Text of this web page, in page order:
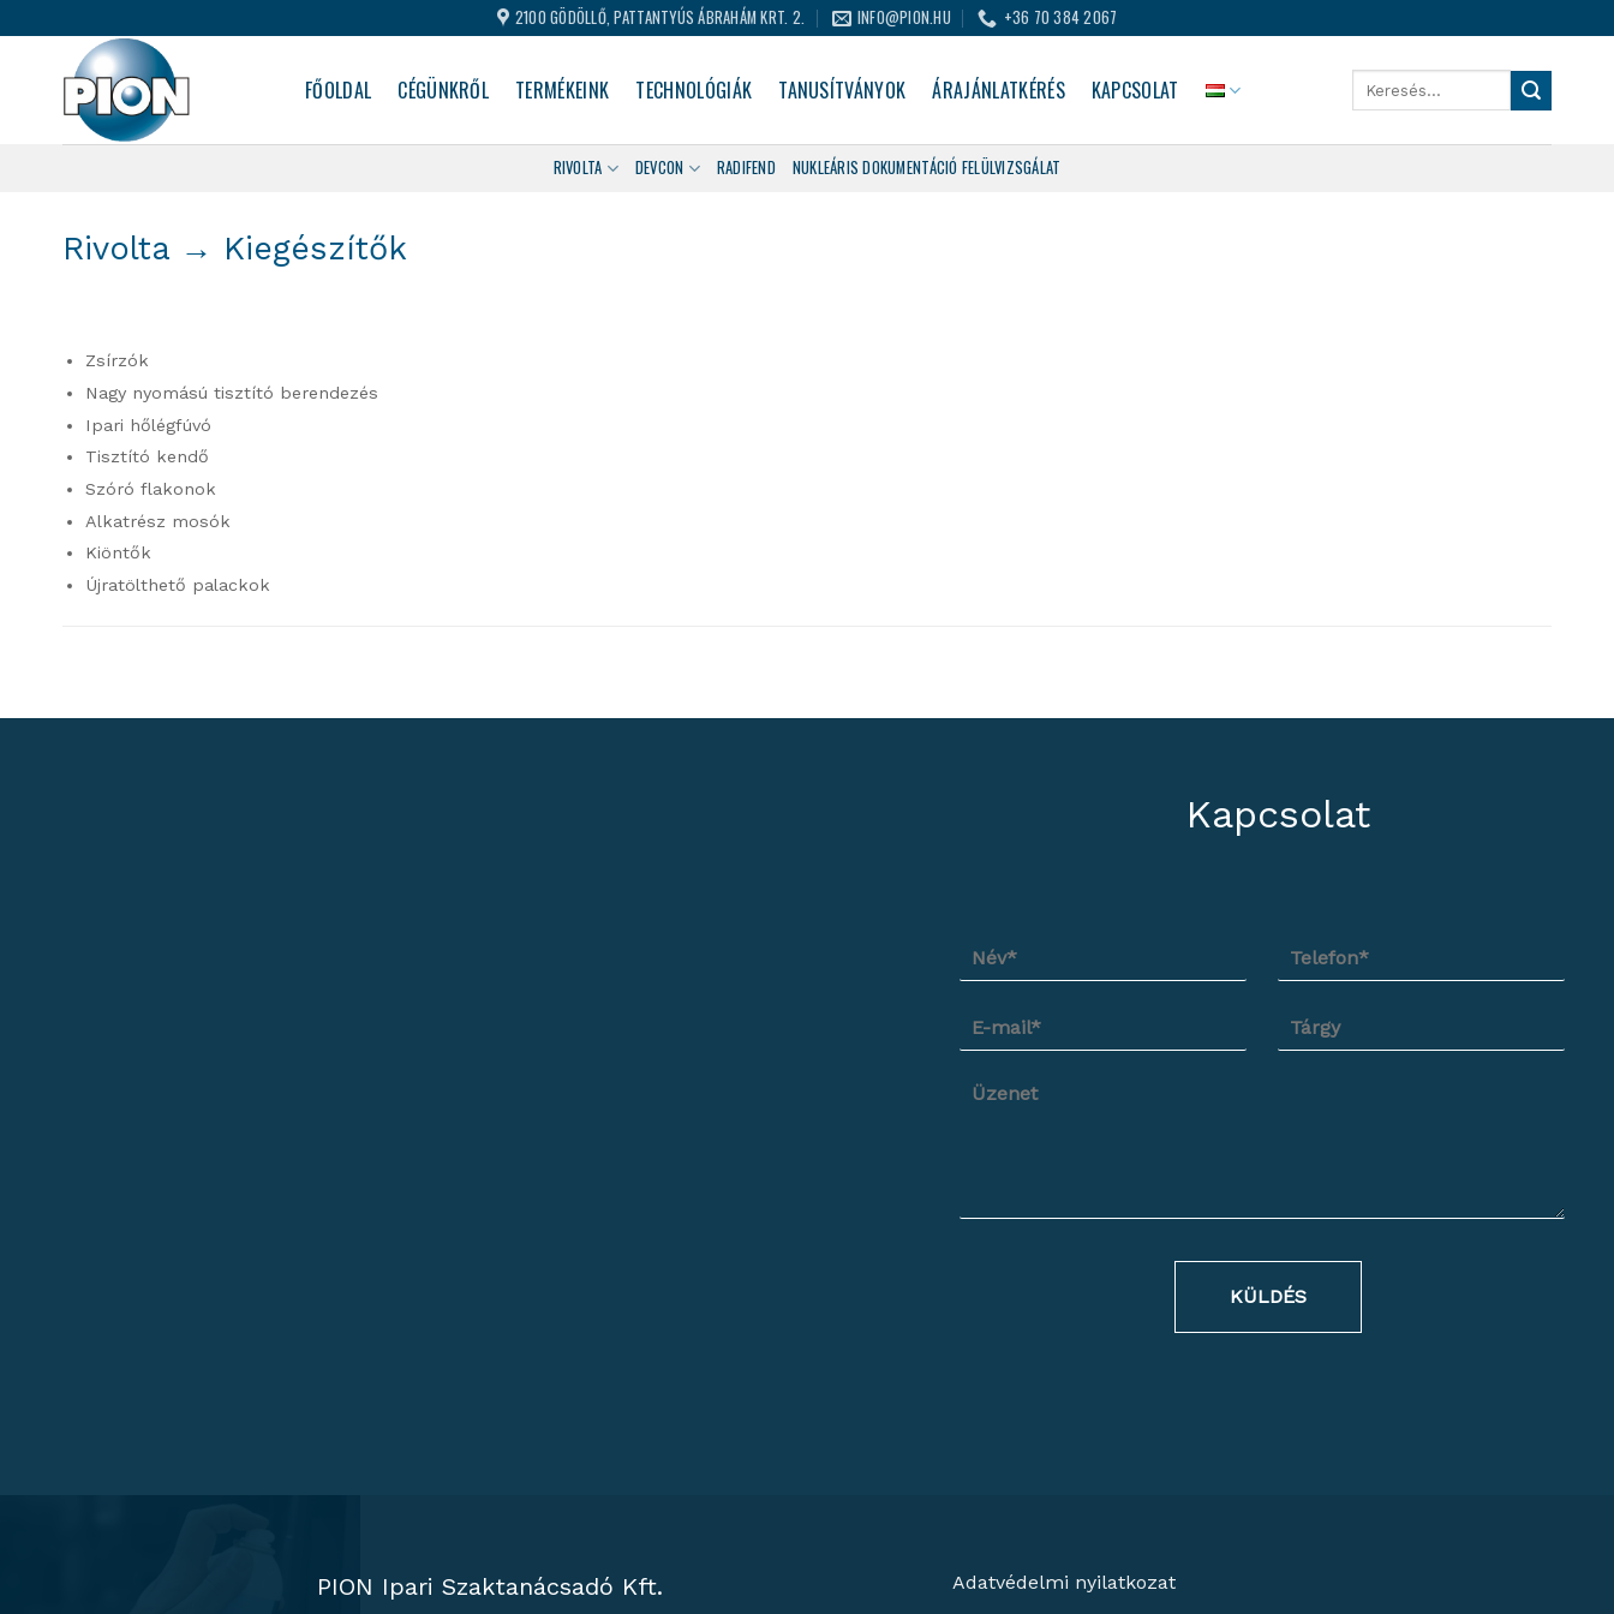
to
content
2100 GÖDÖLLŐ, PATTANTYÚS ÁBRAHÁM KRT. 2. INFO@PION.HU +36 70 384 2067
FŐOLDAL CÉGÜNKRŐL TERMÉKEINK TECHNOLÓGIÁK TANUSÍTVÁNYOK ÁRAJÁNLATKÉRÉS KAPCSOLAT
RIVOLTA DEVCON RADIFEND NUKLEÁRIS DOKUMENTÁCIÓ FELÜLVIZSGÁLAT
Rivolta → Kiegészítők
Zsírzók
Nagy nyomású tisztító berendezés
Ipari hőlégfúvó
Tisztító kendő
Szóró flakonok
Alkatrész mosók
Kiöntők
Újratölthető palackok
Kapcsolat
KÜLDÉS
PION Ipari Szaktanácsadó Kft. Adatvédelmi nyilatkozat